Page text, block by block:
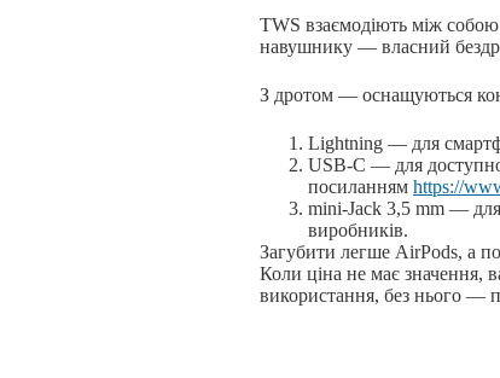
TWS взаємодіють між
навушнику — власний
З дротом — оснащуються
Lightning — для
USB-C — для
посиланням https://
mini-Jack 3,5 mm — для
виробників.
Загубити легше AirPods, а
Коли ціна не має значення,
використання, без нього —